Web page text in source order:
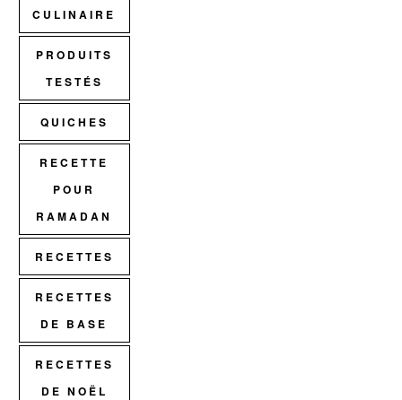
CULINAIRE
PRODUITS
TESTÉS
QUICHES
RECETTE
POUR
RAMADAN
RECETTES
RECETTES
DE BASE
RECETTES
DE NOËL